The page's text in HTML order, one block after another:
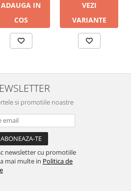
ADAUGA IN
COS
VEZI
VARIANTE
si promotiile noastre
newsletter cu promotiile
mai multe in Politica de